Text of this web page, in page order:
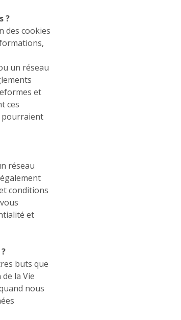
?
des cookies
un réseau
et
ces
pourraient
réseau
conditions
et
buts que
la Vie
nous